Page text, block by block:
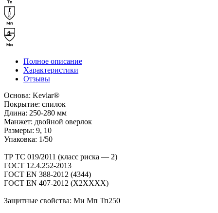
Полное описание
Характеристики
Отзывы
Основа: Kevlar®
Покрытие: спилок
Длина: 250-280 мм
Манжет: двойной оверлок
Размеры: 9, 10
Упаковка: 1/50
ТР ТС 019/2011 (класс риска — 2)
ГОСТ 12.4.252-2013
ГОСТ ЕN 388-2012 (4344)
ГОСТ ЕN 407-2012 (X2XXXX)
Защитные свойства: Ми Мп Тп250